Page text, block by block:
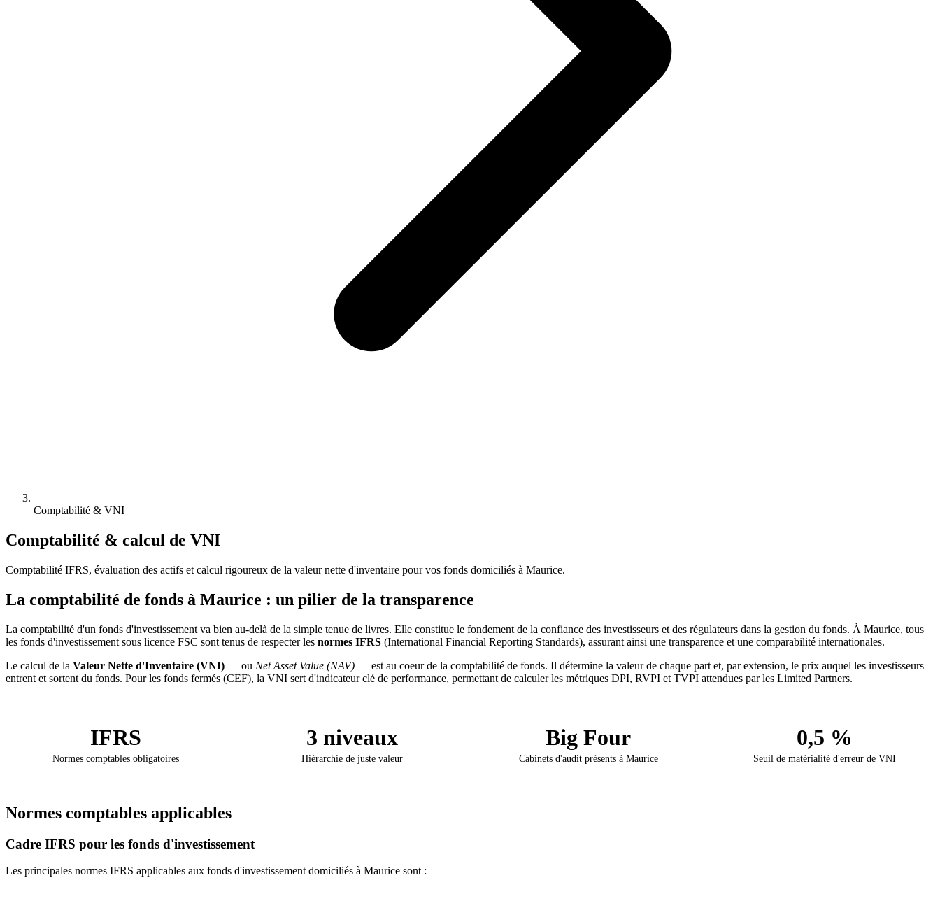
Comptabilité & VNI
Comptabilité & calcul de VNI
Comptabilité IFRS, évaluation des actifs et calcul rigoureux de la valeur nette d'inventaire pour vos fonds domiciliés à Maurice.
La comptabilité de fonds à Maurice : un pilier de la transparence
La comptabilité d'un fonds d'investissement va bien au-delà de la simple tenue de livres. Elle constitue le fondement de la confiance des investisseurs et des régulateurs dans la gestion du fonds. À Maurice, tous
les fonds d'investissement sous licence FSC sont tenus de respecter les normes IFRS (International Financial Reporting Standards), assurant ainsi une transparence et une comparabilité internationales.
Le calcul de la Valeur Nette d'Inventaire (VNI) — ou Net Asset Value (NAV) — est au coeur de la comptabilité de fonds. Il détermine la valeur de chaque part et, par extension, le prix auquel les investisseurs
entrent et sortent du fonds. Pour les fonds fermés (CEF), la VNI sert d'indicateur clé de performance, permettant de calculer les métriques DPI, RVPI et TVPI attendues par les Limited Partners.
IFRS
Normes comptables obligatoires
3 niveaux
Hiérarchie de juste valeur
Big Four
Cabinets d'audit présents à Maurice
0,5 %
Seuil de matérialité d'erreur de VNI
Normes comptables applicables
Cadre IFRS pour les fonds d'investissement
Les principales normes IFRS applicables aux fonds d'investissement domiciliés à Maurice sont :